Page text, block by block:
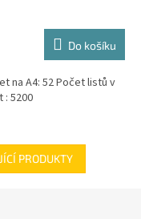
Do košíku
na A4: 52 Počet listů v
: 5200
PRODUKTY